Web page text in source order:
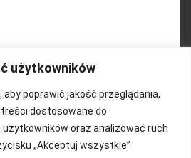
użytkowników
aby poprawić jakość przeglądania,
dostosowane do
oraz analizować ruch
„Akceptuj wszystkie”
(cz.2)